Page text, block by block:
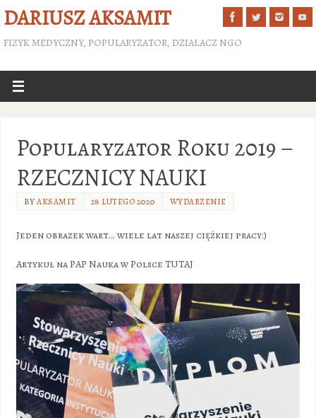
DARIUSZ AKSAMIT
FIZYK MEDYCZNY, POPULARYZATOR, DZIAŁACZ NGO
Popularyzator Roku 2019 –
RZECZNICY NAUKI
BYAKSAMIT 28 LUTEGO 2020 WYDARZENIE
Jeden obrazek wart… wiele lat naszej ciężkiej pracy:)
Artykuł na PAP Nauka w Polsce TUTAJ